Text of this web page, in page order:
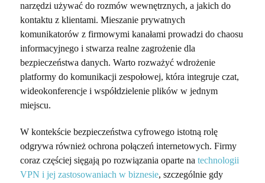
narzędzi używać do rozmów wewnętrznych, a jakich do
kontaktu z klientami. Mieszanie prywatnych
komunikatorów z firmowymi kanałami prowadzi do chaosu
informacyjnego i stwarza realne zagrożenie dla
bezpieczeństwa danych. Warto rozważyć wdrożenie
platformy do komunikacji zespołowej, która integruje czat,
wideokonferencje i współdzielenie plików w jednym
miejscu.
W kontekście bezpieczeństwa cyfrowego istotną rolę
odgrywa również ochrona połączeń internetowych. Firmy
coraz częściej sięgają po rozwiązania oparte na technologii
VPN i jej zastosowaniach w biznesie, szczególnie gdy